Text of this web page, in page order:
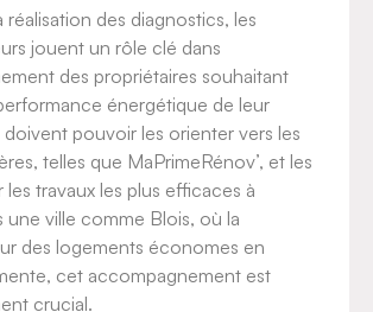
réalisation des diagnostics, les
jouent un rôle clé dans
des propriétaires souhaitant
énergétique de leur
pouvoir les orienter vers les
telles que MaPrimeRénov’, et les
les travaux les plus efficaces à
une ville comme Blois, où la
des logements économes en
cet accompagnement est
crucial.